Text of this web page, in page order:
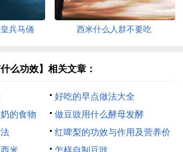
兵马俑 西米什么人群不要吃
么功效】相关文章：
好吃的早点做法大全
的食物
做豆豉用什么酵母发酵
红啤梨的功效与作用及营养价
值
米
怎样自制豆豉